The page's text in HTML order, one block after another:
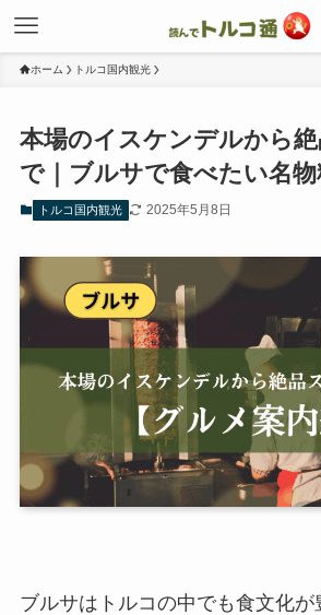
ホーム トルコ国内観光
本場のイスケンデルから
で｜ブルサで食べたい名物
トルコ国内観光 2025年5月8日
ブルサはトルコの中でも食文化が